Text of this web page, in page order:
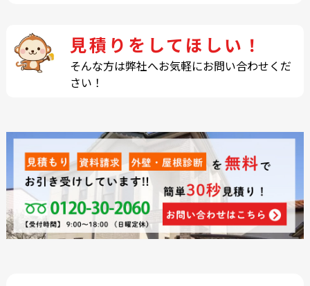
見積りをしてほしい！
そんな方は弊社へお気軽にお問い合わせくだ
さい！